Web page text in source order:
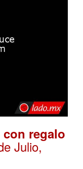
regalo
Julio,